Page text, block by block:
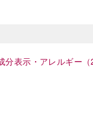
分表示・アレルギー（